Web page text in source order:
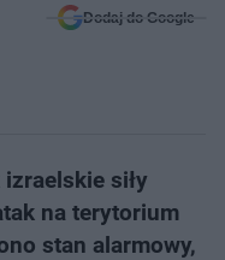
Dodaj do Google
siły
na terytorium
stan alarmowy,